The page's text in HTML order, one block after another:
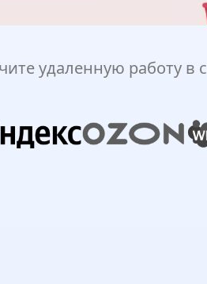
удаленную работу